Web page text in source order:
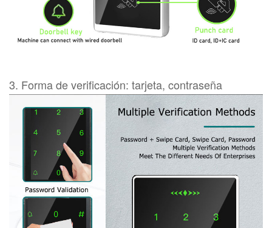
3. Forma de verificación: tarjeta, contraseña